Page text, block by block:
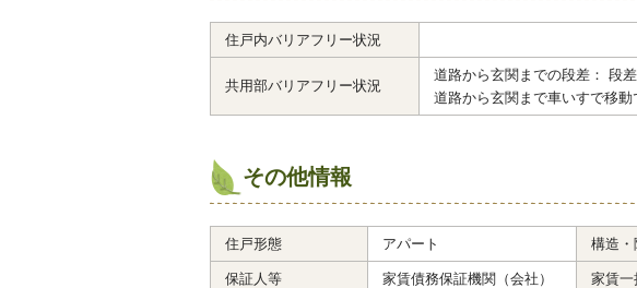
住戸内バリアフリー状況
共用部バリアフリー状況
道路から玄関までの段差： 段差
道路から玄関まで車いすで移
その他情報
住戸形態 アパート 構造・
保証人等 家賃債務保証機関（会社） 家賃一